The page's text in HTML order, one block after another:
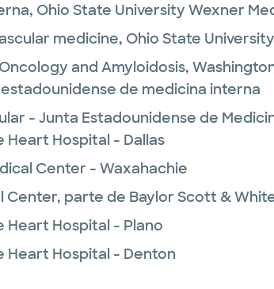
Ohio State University Wexner
medicine, Ohio State
and Amyloidosis,
de medicina interna
- Junta Estadounidense de
Heart Hospital - Dallas
Center - Waxahachie
Center, parte de Baylor Scott &
Heart Hospital - Plano
Heart Hospital - Denton